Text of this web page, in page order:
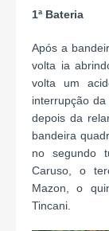
1ª Bateria
Após a
volta ia
volta um
interrupção
depois da
bandeira
no segundo
Caruso, o
Mazon, o
Tincani.